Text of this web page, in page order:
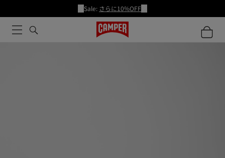
Sale: さらに10%OFF